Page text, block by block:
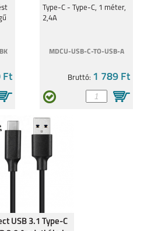
Ft
Type-C - Type-C, 1 méter,
2,4A
MDCU-USB-C-TO-USB-A
Bruttó: 1 789 Ft
USB 3.1 Type-C